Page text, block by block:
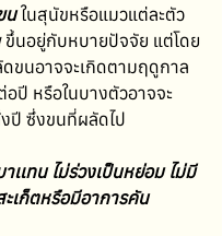
น ในสุนัขหรือแมวแต่ละตัว
ขึ้นอยู่กับหบายปัจจัย แต่โดย
ดขนอาจจะเกิดตามฤดูกาล
ปี หรือในบางตัวอาจจะ
ปี ซึ่งขนที่ผลัดไป
เเทน ไม่ร่วงเป็นหย่อม ไม่มี
เก็ตหรือมีอาการคัน